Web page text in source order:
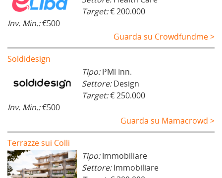
Target:€ 200.000
Inv. Min.:€500
Guarda su Crowdfundme >
Soldidesign
Tipo:PMI Inn.
Settore:Design
Target:€ 250.000
Inv. Min.:€500
Guarda su Mamacrowd >
Terrazze sui Colli
Tipo:Immobiliare
Settore:Immobiliare